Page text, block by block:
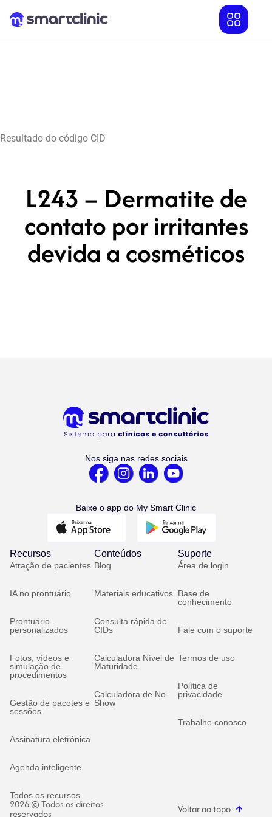
Resultado do código CID
L243 – Dermatite de
contato por irritantes
devida a cosméticos
Nos siga nas redes sociais
Baixe o app do My Smart Clinic
Recursos
Atração de pacientes
IA no prontuário
Prontuário
personalizados
Fotos, vídeos e
simulação de
procedimentos
Gestão de pacotes e
sessões
Assinatura eletrônica
Agenda inteligente
Todos os recursos
Conteúdos
Blog
Materiais educativos
Consulta rápida de
CIDs
Calculadora Nível de
Maturidade
Calculadora de No-
Show
Suporte
Área de login
Base de
conhecimento
Fale com o suporte
Termos de uso
Política de
privacidade
Trabalhe conosco
2026 © Todos os direitos
reservados Voltar ao topo